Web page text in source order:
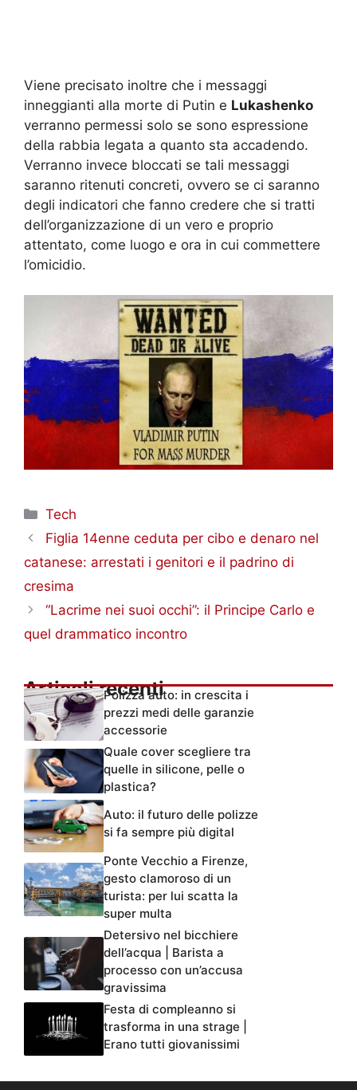
Viene precisato inoltre che i messaggi
inneggianti alla morte di Putin e Lukashenko
verranno permessi solo se sono espressione
della rabbia legata a quanto sta accadendo.
Verranno invece bloccati se tali messaggi
saranno ritenuti concreti, ovvero se ci saranno
degli indicatori che fanno credere che si tratti
dell’organizzazione di un vero e proprio
attentato, come luogo e ora in cui commettere
l’omicidio.
Categorie
Tech
Figlia 14enne ceduta per cibo e denaro nel
catanese: arrestati i genitori e il padrino di
cresima
“Lacrime nei suoi occhi”: il Principe Carlo e
quel drammatico incontro
Articoli recentiPolizza auto: in crescita i
prezzi medi delle garanzie
accessorie
Quale cover scegliere tra
quelle in silicone, pelle o
plastica?
Auto: il futuro delle polizze
si fa sempre più digital
Ponte Vecchio a Firenze,
gesto clamoroso di un
turista: per lui scatta la
super multa
Detersivo nel bicchiere
dell’acqua | Barista a
processo con un’accusa
gravissima
Festa di compleanno si
trasforma in una strage |
Erano tutti giovanissimi